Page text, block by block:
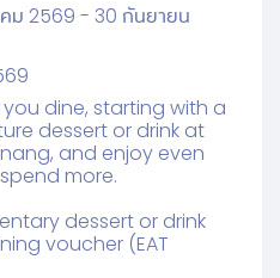
ม 2569 - 30 กันยายน
dine, starting with a
dessert or drink at
and enjoy even
more.
dessert or drink
voucher (EAT